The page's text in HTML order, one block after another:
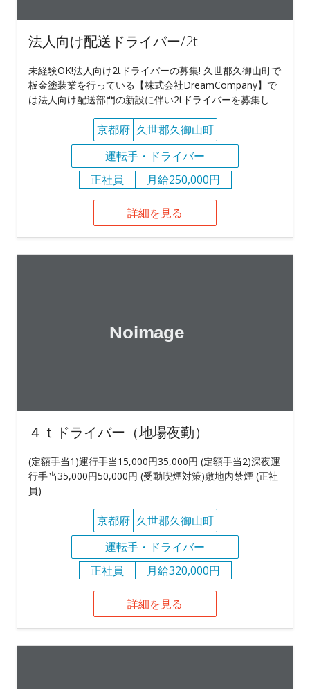
法人向け配送ドライバー/2t
未経験OK!法人向け2tドライバーの募集! 久世郡久御山町で
板金塗装業を行っている【株式会社DreamCompany】で
は法人向け配送部門の新設に伴い2tドライバーを募集し
京都府 久世郡久御山町
運転手・ドライバー
正社員
月給250,000円
詳細を見る
４ｔドライバー（地場夜勤）
(定額手当1)運行手当15,000円35,000円 (定額手当2)深夜運
行手当35,000円50,000円 (受動喫煙対策)敷地内禁煙 (正社
員)
京都府 久世郡久御山町
運転手・ドライバー
正社員
月給320,000円
詳細を見る